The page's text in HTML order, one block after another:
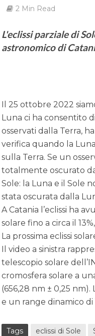
2 Min Read
L'eclissi parziale di
astronomico di
Il 25 ottobre 2022
Luna ci ha consentito
osservati dalla Terra,
verifica quando la
sulla Terra. Se un
totalmente oscurato
Sole: la Luna e il Sole
stata oscurata dalla
A Catania l’eclissi ha
solare fino a circa il
La prossima eclissi
Il video a sinistra
telescopio solare
cromosfera solare a
(656,28 nm ± 0,25
e un range dinamico di
Tags eclissi di Sole